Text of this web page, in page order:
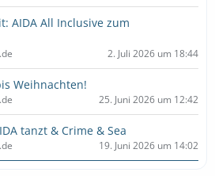
AIDA All Inclusive zum
2. Juli 2026 um 18:44
Weihnachten!
25. Juni 2026 um 12:42
tanzt & Crime & Sea
19. Juni 2026 um 14:02